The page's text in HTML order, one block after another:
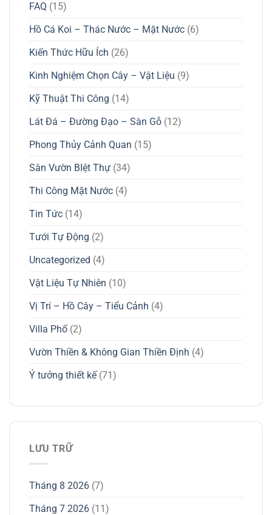
FAQ (15)
Hồ Cá Koi – Thác Nước – Mặt Nước (6)
Kiến Thức Hữu Ích (26)
Kinh Nghiệm Chọn Cây – Vật Liệu (9)
Kỹ Thuật Thi Công (14)
Lát Đá – Đường Đạo – Sàn Gỗ (12)
Phong Thủy Cảnh Quan (15)
Sân Vườn BIệt Thự (34)
Thi Công Mặt Nước (4)
Tin Tức (14)
Tưới Tự Động (2)
Uncategorized (4)
Vật Liệu Tự Nhiên (10)
Vị Trí – Hồ Cây – Tiểu Cảnh (4)
Villa Phố (2)
Vườn Thiền & Không Gian Thiền Định (4)
Ý tưởng thiết kế(71)
LƯU TRỮ
Tháng 8 2026 (7)
Tháng 7 2026 (11)